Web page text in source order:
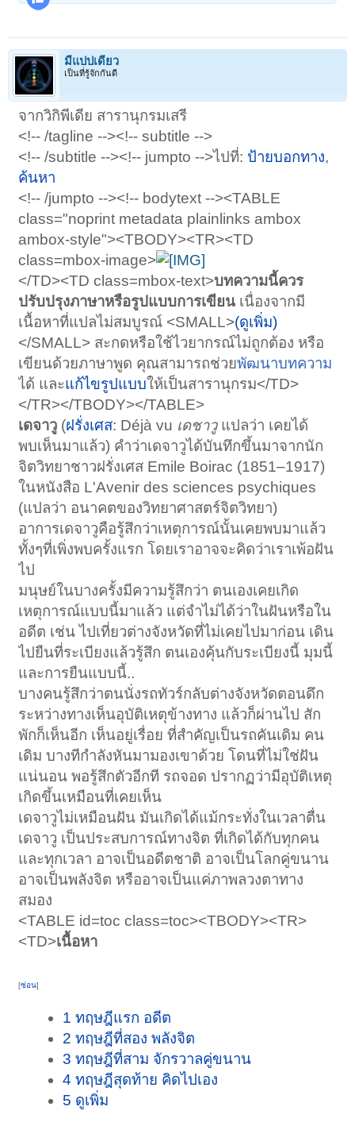
มีแปปเดียว
เป็นที่รู้จักกันดี
จากวิกิพีเดีย สารานุกรมเสรี
<!-- /tagline --><!-- subtitle -->
<!-- /subtitle --><!-- jumpto -->ไปที่: ป้ายบอกทาง,
ค้นหา
<!-- /jumpto --><!-- bodytext --><TABLE
class="noprint metadata plainlinks ambox
ambox-style"><TBODY><TR><TD
class=mbox-image>
</TD><TD class=mbox-text>บทความนี้ควร
ปรับปรุงภาษาหรือรูปแบบการเขียน เนื่องจากมี
เนื้อหาที่แปลไม่สมบูรณ์ <SMALL>(ดูเพิ่ม)
</SMALL> สะกดหรือใช้ไวยากรณ์ไม่ถูกต้อง หรือ
เขียนด้วยภาษาพูด คุณสามารถช่วยพัฒนาบทความ
ได้ และแก้ไขรูปแบบให้เป็นสารานุกรม</TD>
</TR></TBODY></TABLE>
เดจาวู (ฝรั่งเศส: Déjà vu เดชาวูแปลว่า เคยได้
พบเห็นมาแล้ว) คำว่าเดจาวูได้บันทึกขึ้นมาจากนัก
จิตวิทยาชาวฝรั่งเศส Emile Boirac (1851–1917)
ในหนังสือ L'Avenir des sciences psychiques
(แปลว่า อนาคตของวิทยาศาสตร์จิตวิทยา)
อาการเดจาวูคือรู้สึกว่าเหตุการณ์นั้นเคยพบมาแล้ว
ทั้งๆที่เพิ่งพบครั้งแรก โดยเราอาจจะคิดว่าเราเพ้อฝัน
ไป
มนุษย์ในบางครั้งมีความรู้สึกว่า ตนเองเคยเกิด
เหตุการณ์แบบนี้มาแล้ว แต่จำไม่ได้ว่าในฝันหรือใน
อดีต เช่น ไปเที่ยวต่างจังหวัดที่ไม่เคยไปมาก่อน เดิน
ไปยืนที่ระเบียงแล้วรู้สึก ตนเองคุ้นกับระเบียงนี้ มุมนี้
และการยืนแบบนี้..
บางคนรู้สึกว่าตนนั่งรถทัวร์กลับต่างจังหวัดตอนดึก
ระหว่างทางเห็นอุบัติเหตุข้างทาง แล้วก็ผ่านไป สัก
พักก็เห็นอีก เห็นอยู่เรื่อย ที่สำคัญเป็นรถคันเดิม คน
เดิม บางทีกำลังหันมามองเขาด้วย โดนที่ไม่ใช่ฝัน
แน่นอน พอรู้สึกตัวอีกที รถจอด ปรากฏว่ามีอุบัติเหตุ
เกิดขึ้นเหมือนที่เคยเห็น
เดจาวูไม่เหมือนฝัน มันเกิดได้แม้กระทั่งในเวลาตื่น
เดจาวู เป็นประสบการณ์ทางจิต ที่เกิดได้กับทุกคน
และทุกเวลา อาจเป็นอดีตชาติ อาจเป็นโลกคู่ขนาน
อาจเป็นพลังจิต หรืออาจเป็นแค่ภาพลวงตาทาง
สมอง
<TABLE id=toc class=toc><TBODY><TR>
<TD>เนื้อหา
[ซ่อน]
1 ทฤษฎีแรก อดีต
2 ทฤษฎีที่สอง พลังจิต
3 ทฤษฎีที่สาม จักรวาลคู่ขนาน
4 ทฤษฎีสุดท้าย คิดไปเอง
5 ดูเพิ่ม